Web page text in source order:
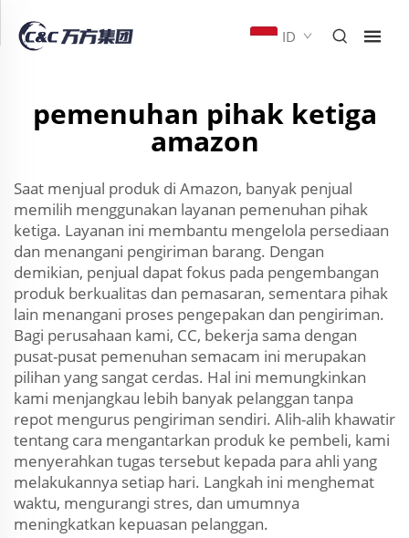
ID
pemenuhan pihak ketiga
amazon
Saat menjual produk di Amazon, banyak penjual
memilih menggunakan layanan pemenuhan pihak
ketiga. Layanan ini membantu mengelola persediaan
dan menangani pengiriman barang. Dengan
demikian, penjual dapat fokus pada pengembangan
produk berkualitas dan pemasaran, sementara pihak
lain menangani proses pengepakan dan pengiriman.
Bagi perusahaan kami, CC, bekerja sama dengan
pusat-pusat pemenuhan semacam ini merupakan
pilihan yang sangat cerdas. Hal ini memungkinkan
kami menjangkau lebih banyak pelanggan tanpa
repot mengurus pengiriman sendiri. Alih-alih khawatir
tentang cara mengantarkan produk ke pembeli, kami
menyerahkan tugas tersebut kepada para ahli yang
melakukannya setiap hari. Langkah ini menghemat
waktu, mengurangi stres, dan umumnya
meningkatkan kepuasan pelanggan.